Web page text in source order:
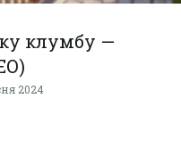
клумбу —
2024